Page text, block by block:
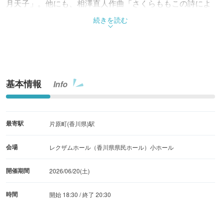
月天子」。他にも、相澤直人作曲「さくらももこの詩によ
る無伴奏混声合唱曲集「ぜんぶ ここに」や「童謡・唱歌で
紡ぐ日本の四季」など。合唱好きの人はもちろん、初心者
続きを読む
基本情報 Info
最寄駅 片原町(香川県)駅
会場 レクザムホール（香川県県民ホール）小ホール
開催期間 2026/06/20(土)
時間
開始 18:30 / 終了 20:30